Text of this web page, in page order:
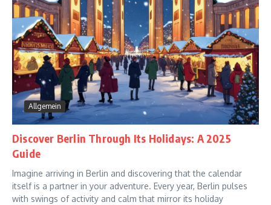
Allgemein
Discover Berlin Through Its Holidays: A 2025
Guide
Imagine arriving in Berlin and discovering that the calendar
itself is a partner in your adventure. Every year, Berlin pulses
with swings of activity and calm that mirror its holiday